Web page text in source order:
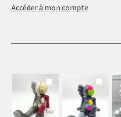
Accéder à mon compte